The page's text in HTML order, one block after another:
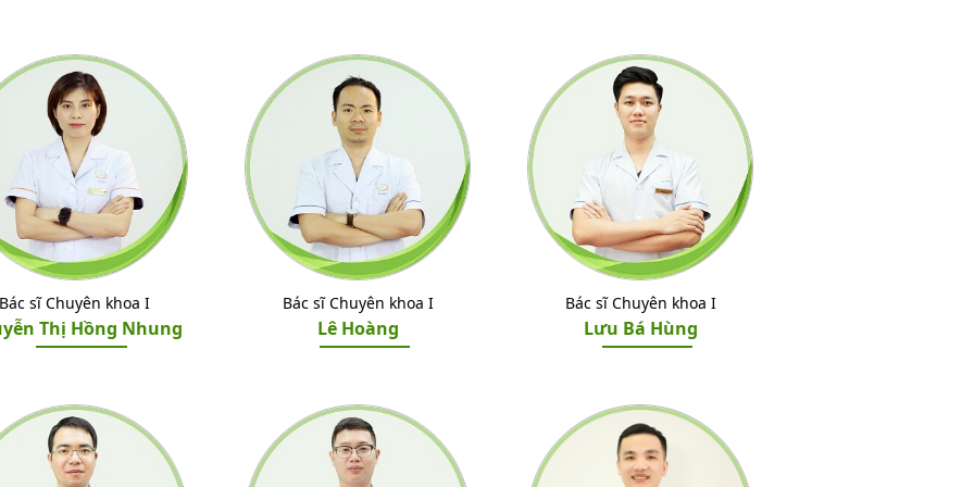
Bác sĩ Chuyên khoa I
Thị Hồng Nhung
Bác sĩ Chuyên khoa I
Lê Hoàng
Bác sĩ Chuyên khoa I
Lưu Bá Hùng